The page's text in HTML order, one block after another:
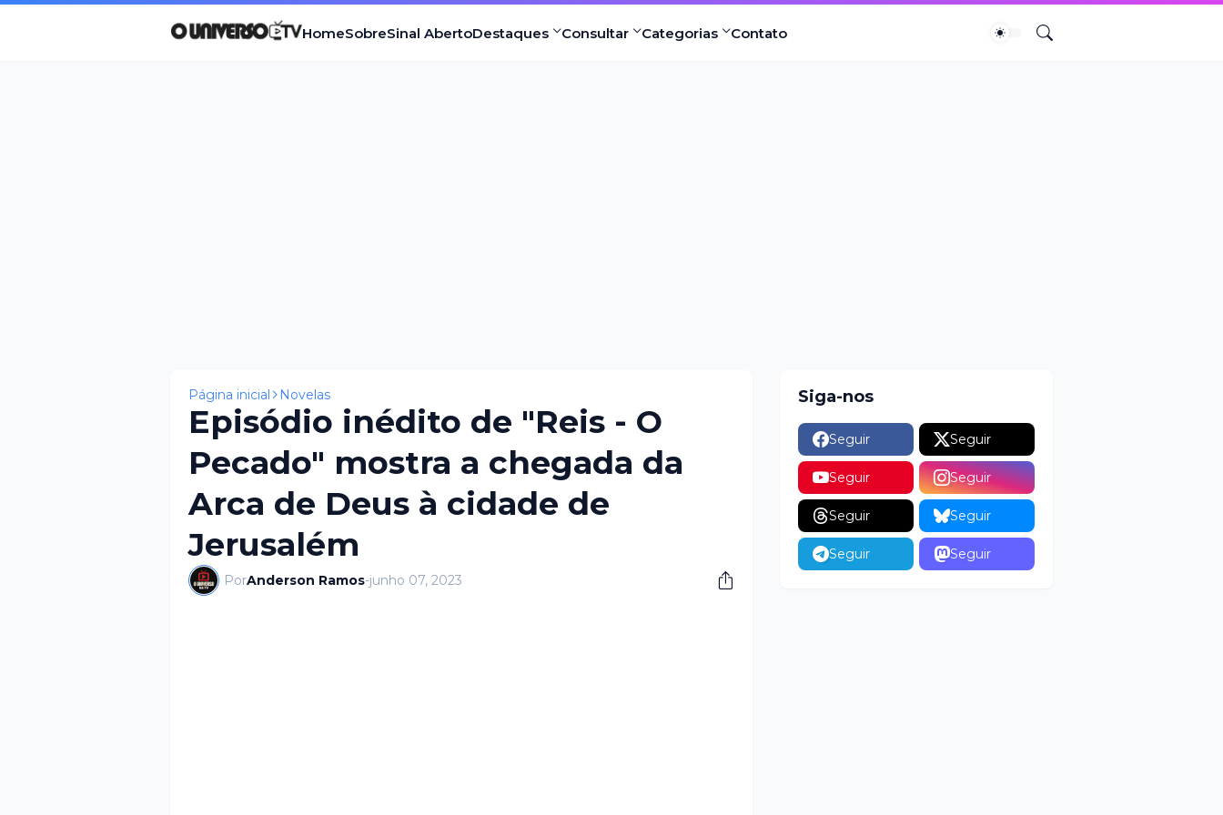
HomeSobreSinal AbertoDestaques Consultar Categorias Contato
Página inicial Novelas
Episódio inédito de "Reis - O
Pecado" mostra a chegada da
Arca de Deus à cidade de
Jerusalém
PorAnderson Ramos-junho 07, 2023
Siga-nos
Seguir Seguir
Seguir Seguir
Seguir Seguir
Seguir Seguir